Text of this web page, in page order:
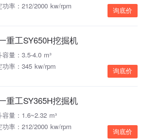
功率：212/2000 kw/rpm
询底价
重工SY650H挖掘机
容量：3.5-4.0 m³
功率：345 kw/rpm
询底价
重工SY365H挖掘机
容量：1.6~2.32 m³
功率：212/2000 kw/rpm
询底价